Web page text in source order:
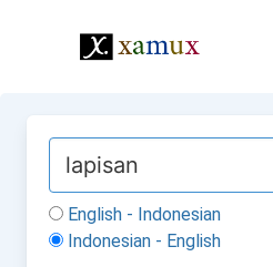
English - Indonesian
Indonesian - English